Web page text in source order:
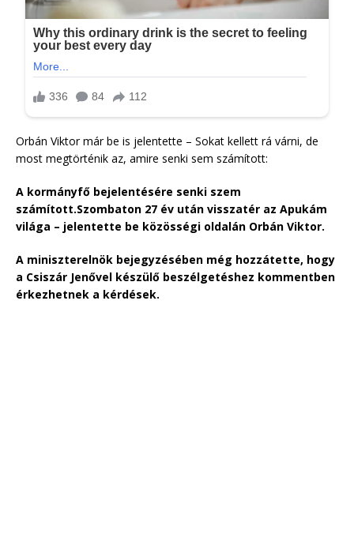
Orbán Viktor már be is jelentette – Sokat kellett rá várni, de
most megtörténik az, amire senki sem számított:
A kormányfő bejelentésére senki szem
számított.Szombaton 27 év után visszatér az Apukám
világa – jelentette be közösségi oldalán Orbán Viktor.
A miniszterelnök bejegyzésében még hozzátette, hogy
a Csiszár Jenővel készülő beszélgetéshez kommentben
érkezhetnek a kérdések.